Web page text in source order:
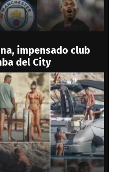
impensado club
del City